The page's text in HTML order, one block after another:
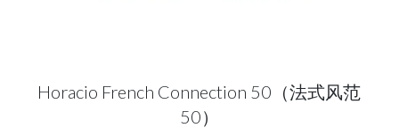
Horacio French Connection 50（法式风范
50）